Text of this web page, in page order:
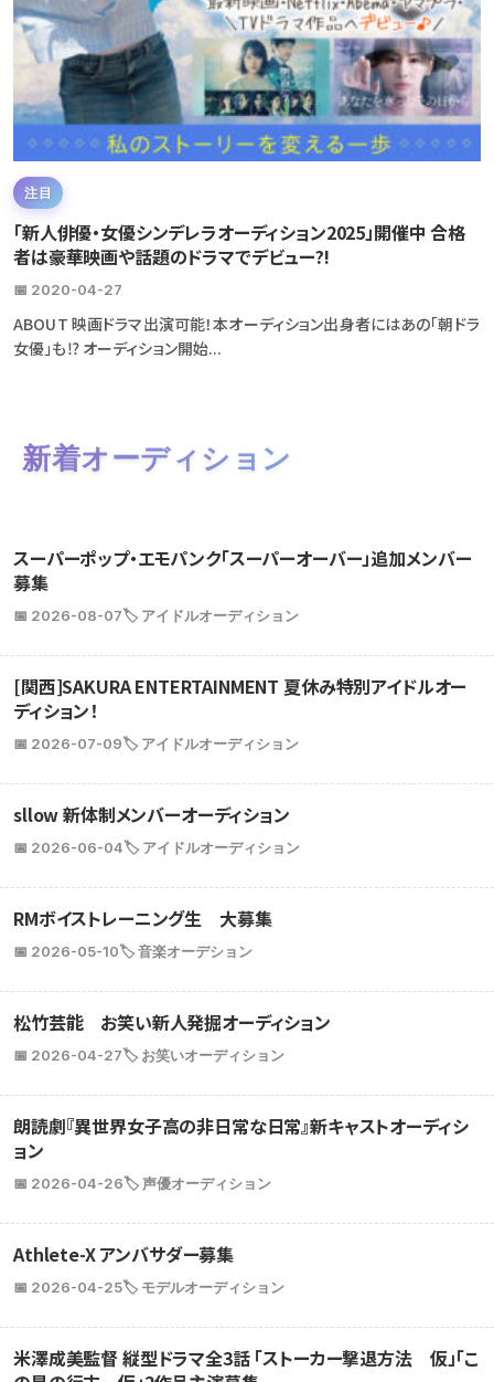
注目
「新人俳優・女優シンデレラオーディション2025」開催中 合格
者は豪華映画や話題のドラマでデビュー?!
📅 2020-04-27
ABOUT 映画ドラマ出演可能！本オーディション出身者にはあの「朝ドラ
女優」も⁉ オーディション開始...
新着オーディション
スーパーポップ・エモパンク「スーパーオーバー」追加メンバー
募集
📅 2026-08-07🏷️ アイドルオーディション
[関西]SAKURA ENTERTAINMENT 夏休み特別アイドルオー
ディション！
📅 2026-07-09🏷️ アイドルオーディション
sllow 新体制メンバーオーディション
📅 2026-06-04🏷️ アイドルオーディション
RMボイストレーニング生 大募集
📅 2026-05-10🏷️ 音楽オーデション
松竹芸能 お笑い新人発掘オーディション
📅 2026-04-27🏷️ お笑いオーディション
朗読劇『異世界女子高の非日常な日常』新キャストオーディシ
ョン
📅 2026-04-26🏷️ 声優オーディション
Athlete-X アンバサダー募集
📅 2026-04-25🏷️ モデルオーディション
米澤成美監督 縦型ドラマ全3話 「ストーカー撃退方法 仮」「こ